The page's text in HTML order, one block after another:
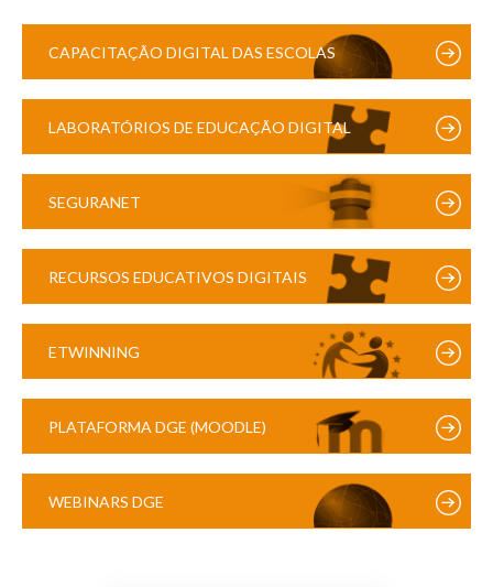
CAPACITAÇÃO DIGITAL DAS ESCOLAS
LABORATÓRIOS DE EDUCAÇÃO DIGITAL
SEGURANET
RECURSOS EDUCATIVOS DIGITAIS
ETWINNING
PLATAFORMA DGE (MOODLE)
WEBINARS DGE